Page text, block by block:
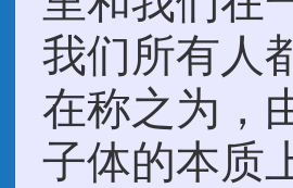
我们所有人
在称之为，
子体的本质